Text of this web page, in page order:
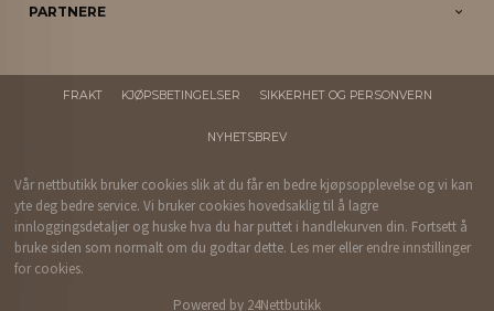
PARTNERE
FRAKT KJØPSBETINGELSER SIKKERHET OG PERSONVERN
NYHETSBREV
Vår nettbutikk bruker cookies slik at du får en bedre kjøpsopplevelse og vi kan
yte deg bedre service. Vi bruker cookies hovedsaklig til å lagre
innloggingsdetaljer og huske hva du har puttet i handlekurven din. Fortsett å
bruke siden som normalt om du godtar dette. Les mer eller endre innstillinger
for cookies.
Powered by 24Nettbutikk